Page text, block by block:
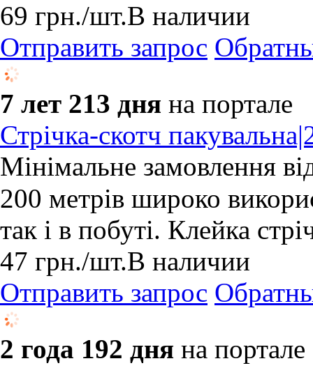
69 грн./шт.В наличии
Отправить запрос
7 лет 213 дня на портале
Стрічка-скотч
Мінімальне замовлення
200 метрів широко
так і в побуті. Клейка
47 грн./шт.В наличии
Отправить запрос
2 года 192 дня на портале